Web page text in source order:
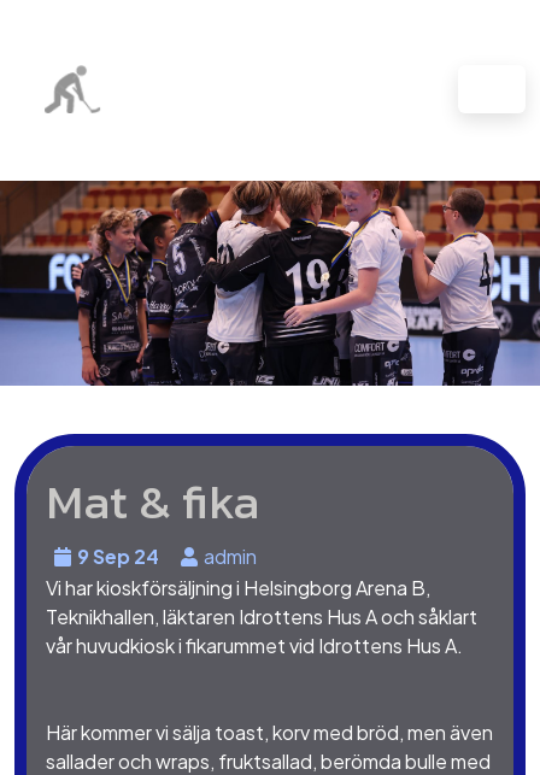
Mat & fika
9 Sep 24
admin
Vi har kioskförsäljning i Helsingborg Arena B,
Teknikhallen, läktaren Idrottens Hus A och såklart
vår huvudkiosk i fikarummet vid Idrottens Hus A.
Här kommer vi sälja toast,korv med bröd, men även
sallader och wraps, fruktsallad, berömda bulle med